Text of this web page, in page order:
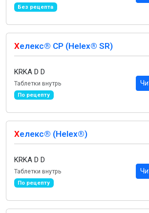
Без рецепта
Хелекс® СР (Helex® SR)
KRKA D D
Таблетки внутрь
По рецепту
Хелекс® (Helex®)
KRKA D D
Таблетки внутрь
По рецепту